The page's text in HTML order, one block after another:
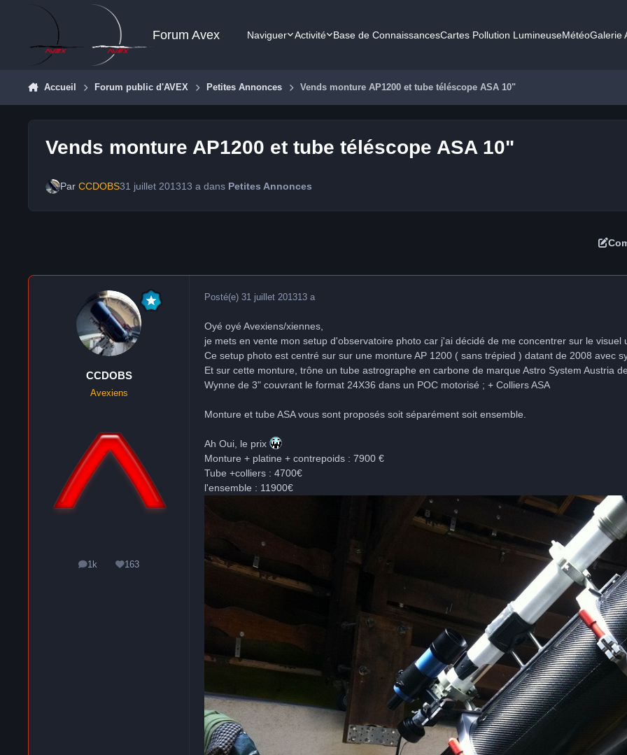
Aller au contenu
Forum Avex Naviguer Activité Base de ConnaissancesCartes Pollution LumineuseMétéoGalerie
Accueil Forum public d'AVEX Petites Annonces Vends monture AP1200 et tube téléscope ASA 10"
Vends monture AP1200 et tube téléscope ASA 10"
Par CCDOBS31 juillet 201313 adans Petites Annonces
CCDOBS
Avexiens
1k
messages163
Réputation
Posté(e) 31 juillet 201313 a
Oyé oyé Avexiens/xiennes,
je mets en vente mon setup d'observatoire photo car j'ai décidé de me concentrer sur le visuel
Ce setup photo est centré sur sur une monture AP 1200 ( sans trépied ) datant de 2008 avec
Et sur cette monture, trône un tube astrographe en carbone de marque Astro System Austria
Wynne de 3" couvrant le format 24X36 dans un POC motorisé ; + Colliers ASA
Monture et tube ASA vous sont proposés soit séparément soit ensemble.
Ah Oui, le prix
Monture + platine + contrepoids : 7900 €
Tube +colliers : 4700€
l'ensemble : 11900€